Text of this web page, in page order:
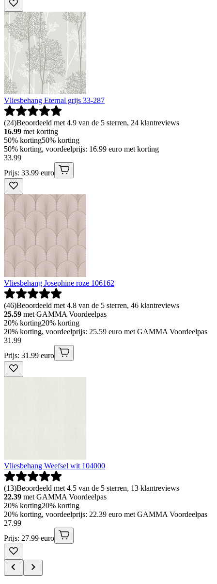
Vliesbehang Eternal grijs 33-287
(24)Beoordeeld met 4.9 van de 5 sterren, 24 klantreviews
16.99 met korting
50% korting50% korting
50% korting, voordeelprijs: 16.99 euro met korting
33.99
Prijs: 33.99 euro
Vliesbehang Josephine roze 106162
(46)Beoordeeld met 4.8 van de 5 sterren, 46 klantreviews
25.59 met GAMMA Voordeelpas
20% korting20% korting
20% korting, voordeelprijs: 25.59 euro met GAMMA Voordeelpas
31 .99
Prijs: 31.99 euro
Vliesbehang Weefsel wit 104000
(13)Beoordeeld met 4.5 van de 5 sterren, 13 klantreviews
22.39 met GAMMA Voordeelpas
20% korting20% korting
20% korting, voordeelprijs: 22.39 euro met GAMMA Voordeelpas
27.99
Prijs: 27.99 euro